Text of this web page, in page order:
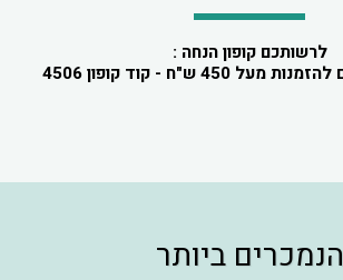
לרשותכם קופון הנחה :
הנמכרים ביותר